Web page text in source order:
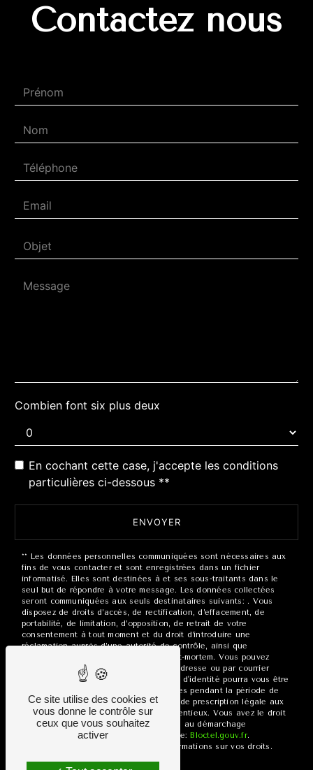
Contactez nous
Combien font six plus deux
En cochant cette case, j'accepte les conditions
particulières ci-dessous **
ENVOYER
** Les données personnelles communiquées sont nécessaires aux
fins de vous contacter et sont enregistrées dans un fichier
informatisé. Elles sont destinées à et ses sous-traitants dans le
seul but de répondre à votre message. Les données collectées
seront communiquées aux seuls destinataires suivants: . Vous
disposez de droits d’accès, de rectification, d’effacement, de
portabilité, de limitation, d’opposition, de retrait de votre
consentement à tout moment et du droit d’introduire une
réclamation auprès d’une autorité de contrôle, ainsi que
d’organiser le sort de vos données post-mortem. Vous pouvez
exercer ces droits par voie postale à l'adresse ou par courrier
électronique à l'adresse . Un justificatif d'identité pourra vous être
demandé. Nous conservons vos données pendant la période de
prise de contact puis pendant la durée de prescription légale aux
fins probatoires et de gestion des contentieux. Vous avez le droit
de vous inscrire sur la liste d'opposition au démarchage
téléphonique, disponible à cette adresse: Bloctel.gouv.fr.
Consultez le site cnil.fr pour plus d’informations sur vos droits.
Ce site utilise des cookies et
vous donne le contrôle sur
ceux que vous souhaitez
activer